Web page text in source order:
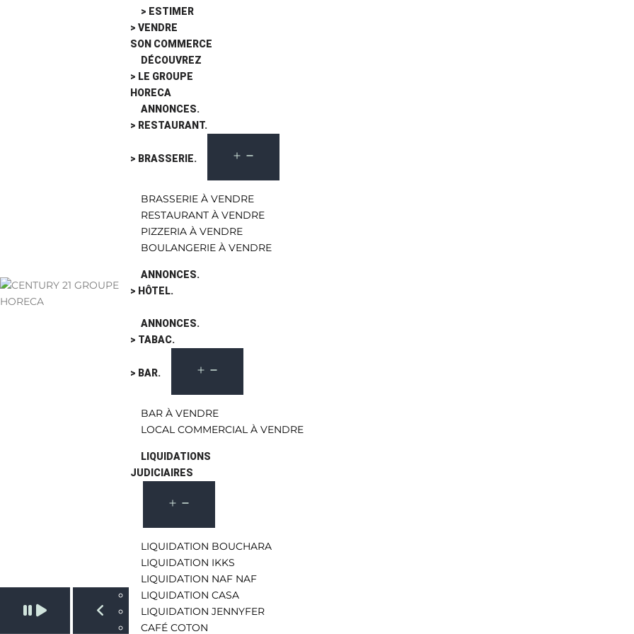
> ESTIMER
> VENDRE
SON COMMERCE
DÉCOUVREZ
> LE GROUPE
HORECA
ANNONCES.
> RESTAURANT.
> BRASSERIE.
BRASSERIE À VENDRE
RESTAURANT À VENDRE
PIZZERIA À VENDRE
BOULANGERIE À VENDRE
ANNONCES.
> HÔTEL.
ANNONCES.
> TABAC.
> BAR.
BAR À VENDRE
LOCAL COMMERCIAL À VENDRE
LIQUIDATIONS
JUDICIAIRES
LIQUIDATION BOUCHARA
LIQUIDATION IKKS
LIQUIDATION NAF NAF
LIQUIDATION CASA
LIQUIDATION JENNYFER
CAFÉ COTON
Pause slide rotation